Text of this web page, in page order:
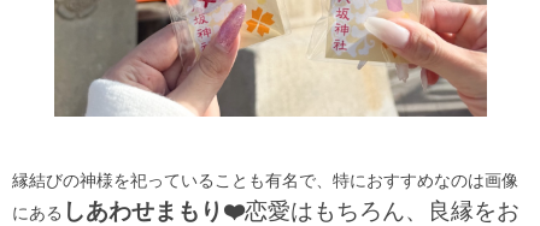
縁結びの神様を祀っていることも有名で、特におすすめなのは画像
にある しあわせまもり❤️恋愛はもちろん、良縁をお